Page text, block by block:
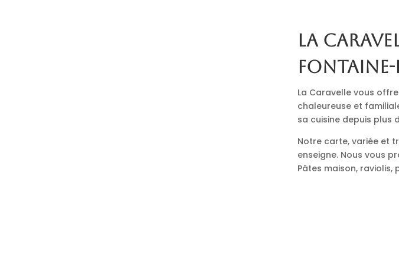
La
Fontaine-
La Caravelle vous
chaleureuse et
sa cuisine depuis plus
Notre carte, variée et
enseigne. Nous vous
Pâtes maison, raviolis,